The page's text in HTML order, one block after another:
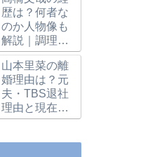
の経歴も
歴は？何者な
のか人物像も
解説｜調理師
志望から仮面
ライダー、ブ
ルーロック主
演へ
山本里菜の離
婚理由は？元
夫・TBS退社
理由と現在の
仕事｜学歴や